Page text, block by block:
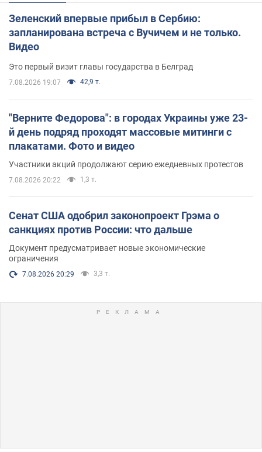
Зеленский впервые прибыл в Сербию:
запланирована встреча с Вучичем и не только.
Видео
Это первый визит главы государства в Белград
7.08.2026 19:07 42,9 т.
"Верните Федорова": в городах Украины уже 23-
й день подряд проходят массовые митинги с
плакатами. Фото и видео
Участники акций продолжают серию ежедневных протестов
7.08.2026 20:22 1,3 т.
Сенат США одобрил законопроект Грэма о
санкциях против России: что дальше
Документ предусматривает новые экономические
ограничения
7.08.2026 20:29 3,3 т.